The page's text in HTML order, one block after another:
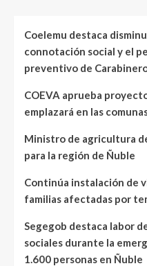
Coelemu destaca
connotación social y el
preventivo de
COEVA aprueba
emplazará en las
Ministro de agricultura
para la región de Ñuble
Continúa instalación de
familias afectadas por
Segegob destaca labor
sociales durante la
1.600 personas en Ñuble